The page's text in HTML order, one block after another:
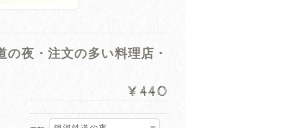
夜・注文の多い料理店・
¥440